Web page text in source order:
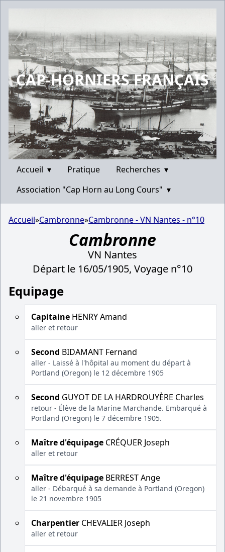
CAP-HORNIERS FRANÇAIS
Accueil ▾ Pratique Recherches ▾
Association "Cap Horn au Long Cours" ▾
Accueil»Cambronne»Cambronne - VN Nantes - n°10
Cambronne
VN Nantes
Départ le 16/05/1905, Voyage n°10
Equipage
Capitaine HENRY Amand
aller et retour
Second BIDAMANT Fernand
aller - Laissé à l'hôpital au moment du départ à
Portland (Oregon) le 12 décembre 1905
Second GUYOT DE LA HARDROUYÈRE Charles
retour - Élève de la Marine Marchande. Embarqué à
Portland (Oregon) le 7 décembre 1905.
Maître d'équipage CRÉQUER Joseph
aller et retour
Maître d'équipage BERREST Ange
aller - Débarqué à sa demande à Portland (Oregon)
le 21 novembre 1905
Charpentier CHEVALIER Joseph
aller et retour